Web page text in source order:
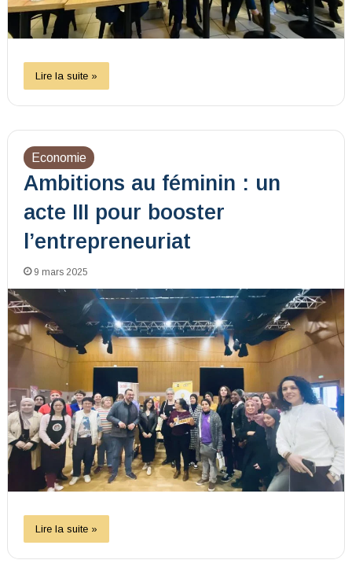
Lire la suite »
Economie
Ambitions au féminin : un
acte III pour booster
l’entrepreneuriat
9 mars 2025
Lire la suite »